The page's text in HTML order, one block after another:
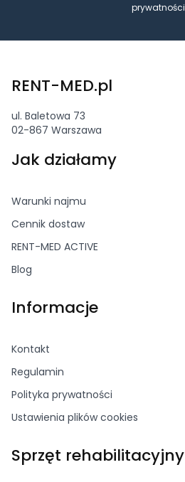
prywatności
RENT-MED.pl
ul. Baletowa 73
02-867 Warszawa
Linki w stopce
Jak działamy
Warunki najmu
Cennik dostaw
RENT-MED ACTIVE
Blog
Informacje
Kontakt
Regulamin
Polityka prywatności
Ustawienia plików cookies
Sprzęt rehabilitacyjny